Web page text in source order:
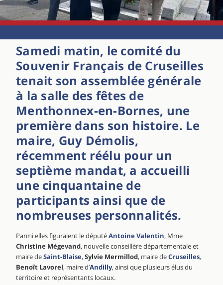
Samedi matin, le comité du
Souvenir Français de Cruseilles
tenait son assemblée générale
à la salle des fêtes de
Menthonnex-en-Bornes, une
première dans son histoire. Le
maire, Guy Démolis,
récemment réélu pour un
septième mandat, a accueilli
une cinquantaine de
participants ainsi que de
nombreuses personnalités.
Parmi elles figuraient le députéAntoine Valentin, Mme
Christine Mégevand, nouvelle conseillère départementale et
maire deSaint-Blaise,Sylvie Mermillod, maire deCruseilles,
Benoît Lavorel, maire d’Andilly, ainsi que plusieurs élus du
territoire et représentants locaux.